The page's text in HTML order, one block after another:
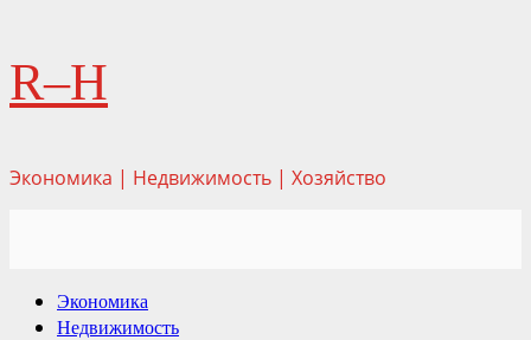
Перейти
содержимому
R–H
Экономика | Недвижимость | Хозяйство
Основное
меню
Экономика
Недвижимость